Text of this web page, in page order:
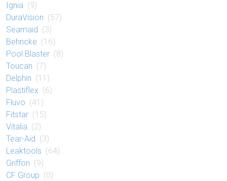
Ignia (9)
DuraVision (57)
Seamaid (3)
Behncke (16)
Pool Blaster (8)
Toucan (7)
Delphin (11)
Plastiflex (6)
Fluvo (41)
Fitstar (15)
Vitalia (2)
Tear-Aid (3)
Leaktools (64)
Griffon (9)
CF Group (0)